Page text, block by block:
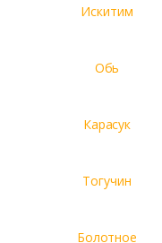
Искитим
Обь
Карасук
Тогучин
Болотное